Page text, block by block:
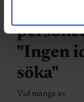
"Ingen
söka"
Vid många av